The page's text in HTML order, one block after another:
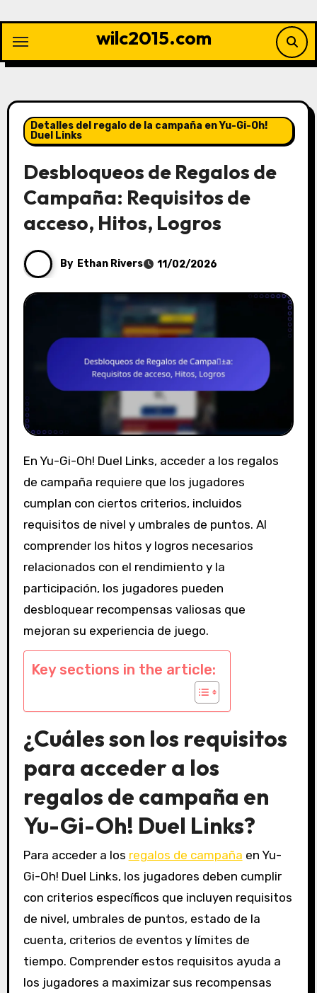
content
wilc2015.com
Detalles del regalo de la campaña en Yu-Gi-Oh!
Duel Links
Desbloqueos de Regalos de
Campaña: Requisitos de
acceso, Hitos, Logros
By Ethan Rivers 11/02/2026
En Yu-Gi-Oh! Duel Links, acceder a los regalos
de campaña requiere que los jugadores
cumplan con ciertos criterios, incluidos
requisitos de nivel y umbrales de puntos. Al
comprender los hitos y logros necesarios
relacionados con el rendimiento y la
participación, los jugadores pueden
desbloquear recompensas valiosas que
mejoran su experiencia de juego.
Key sections in the article:
¿Cuáles son los requisitos
para acceder a los
regalos de campaña en
Yu-Gi-Oh! Duel Links?
Para acceder a los regalos de campaña en Yu-
Gi-Oh! Duel Links, los jugadores deben cumplir
con criterios específicos que incluyen requisitos
de nivel, umbrales de puntos, estado de la
cuenta, criterios de eventos y límites de
tiempo. Comprender estos requisitos ayuda a
los jugadores a maximizar sus recompensas